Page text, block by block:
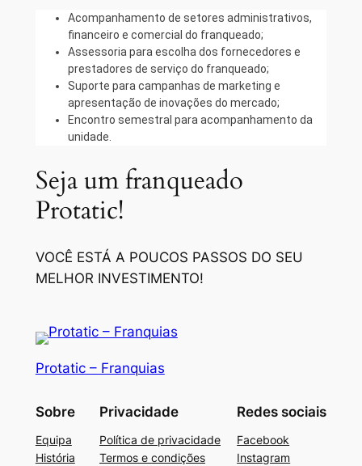
Acompanhamento de setores administrativos,
financeiro e comercial do franqueado;
Assessoria para escolha dos fornecedores e
prestadores de serviço do franqueado;
Suporte para campanhas de marketing e
apresentação de inovações do mercado;
Encontro semestral para acompanhamento da
unidade.
Seja um franqueado
Protatic!
VOCÊ ESTÁ A POUCOS PASSOS DO SEU
MELHOR INVESTIMENTO!
Protatic – Franquias
Sobre
Equipa
História
Privacidade
Política de privacidade
Termos e condições
Redes sociais
Facebook
Instagram